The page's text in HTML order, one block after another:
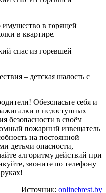
имущество в горящей
в квартире.
– детская шалость с
Обезопасьте себя и
в недоступных
безопасности в своём
пожарный извещатель
на постоянной
детьми опасности,
алгоритму действий при
звоните по телефону
Источник: onlinebrest.by